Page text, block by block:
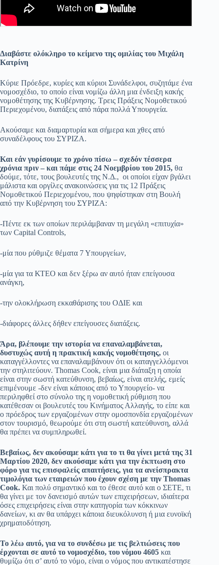
Διαβάστε ολόκληρο το κείμενο της ομιλίας του Μιχάλη
Κατρίνη
Κύριε Πρόεδρε, κυρίες και κύριοι Συνάδελφοι, συζητάμε ένα
νομοσχέδιο, το οποίο είναι νομίζω άλλη μια ένδειξη κακής
νομοθέτησης της Κυβέρνησης. Τρεις Πράξεις Νομοθετικού
Περιεχομένου, διατάξεις από πάρα πολλά Υπουργεία.
Ακούσαμε και διαμαρτυρία και σήμερα και χθες από
συναδέλφους του ΣΥΡΙΖΑ.
Και εάν γυρίσουμε το χρόνο πίσω – σχεδόν τέσσερα
χρόνια πριν – και πάμε στις 24 Νοεμβρίου του 2015, θα
δούμε, τότε, τους βουλευτές της Ν.Δ., οι οποίοι είχαν βγάλει
μάλιστα και οργίλες ανακοινώσεις για τις 12 Πράξεις
Νομοθετικού Περιεχομένου, που ψηφίστηκαν στη Βουλή
από την Κυβέρνηση του ΣΥΡΙΖΑ:
-Πέντε εκ των οποίων περιλάμβαναν τη μεγάλη «επιτυχία»
των Capital Controls,
-μία που ρύθμιζε θέματα 7 Υπουργείων,
-μία για τα ΚΤΕΟ και δεν ξέρω αν αυτό ήταν επείγουσα
ανάγκη,
-την ολοκλήρωση εκκαθάρισης του ΟΔΙΕ και
-διάφορες άλλες δήθεν επείγουσες διατάξεις.
Άρα, βλέπουμε την ιστορία να επαναλαμβάνεται,
δυστυχώς αυτή η πρακτική κακής νομοθέτησης, οι
καταγγέλλοντες να επαναλαμβάνουν ότι οι καταγγελλόμενοι
την στηλιτεύουν. Thomas Cook, είναι μια διάταξη η οποία
είναι στην σωστή κατεύθυνση, βεβαίως, είναι ατελής, εμείς
επιμένουμε -δεν είναι κάποιος από το Υπουργείο- να
περιληφθεί στο σύνολο της η νομοθετική ρύθμιση που
κατέθεσαν οι βουλευτές του Κινήματος Αλλαγής, το είπε και
ο πρόεδρος των εργαζομένων στην ομοσπονδία εργαζομένων
στον τουρισμό, θεωρούμε ότι στη σωστή κατεύθυνση, αλλά
θα πρέπει να συμπληρωθεί.
Βεβαίως, δεν ακούσαμε κάτι για το τι θα γίνει μετά της 31
Μαρτίου 2020, δεν ακούσαμε κάτι για την έκπτωση στο
φόρο για τις επισφαλείς απαιτήσεις, για τα ανείσπρακτα
τιμολόγια των εταιρειών που έχουν σχέση με την Thomas
Cook. Και πολύ σημαντικό και το έθεσε αυτό και ο ΣΕΤΕ, τι
θα γίνει με τον δανεισμό αυτών των επιχειρήσεων, ιδιαίτερα
όσες επιχειρήσεις είναι στην κατηγορία των κόκκινων
δανείων, κι αν θα υπάρχει κάποια διευκόλυνση ή μια ευνοϊκή
χρηματοδότηση.
Το λέω αυτό, για να το συνδέσω με τις βελτιώσεις που
έρχονται σε αυτό το νομοσχέδιο, του νόμου 4605 και
θυμίζω ότι σ’ αυτό το νόμο, είναι ο νόμος που αντικατέστησε